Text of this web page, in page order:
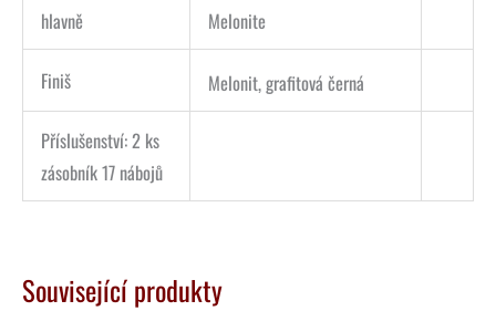
hlavně
Melonite
Finiš Melonit, grafitová černá
Příslušenství: 2 ks
zásobník 17 nábojů
Související produkty